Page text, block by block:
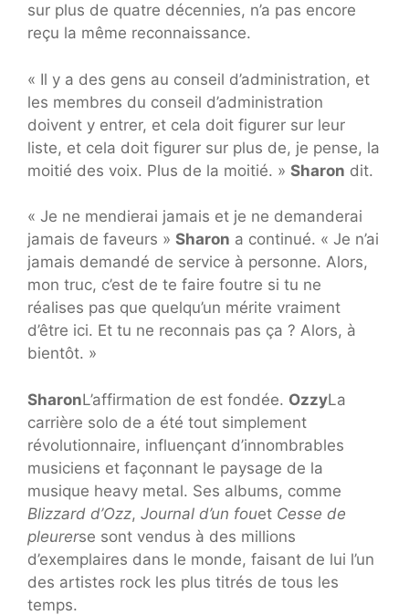
sur plus de quatre décennies, n’a pas encore
reçu la même reconnaissance.
« Il y a des gens au conseil d’administration, et
les membres du conseil d’administration
doivent y entrer, et cela doit figurer sur leur
liste, et cela doit figurer sur plus de, je pense, la
moitié des voix. Plus de la moitié. » Sharon dit.
« Je ne mendierai jamais et je ne demanderai
jamais de faveurs » Sharon a continué. « Je n’ai
jamais demandé de service à personne. Alors,
mon truc, c’est de te faire foutre si tu ne
réalises pas que quelqu’un mérite vraiment
d’être ici. Et tu ne reconnais pas ça ? Alors, à
bientôt. »
SharonL’affirmation de est fondée. OzzyLa
carrière solo de a été tout simplement
révolutionnaire, influençant d’innombrables
musiciens et façonnant le paysage de la
musique heavy metal. Ses albums, comme
Blizzard d’Ozz, Journal d’un fouet Cesse de
pleurerse sont vendus à des millions
d’exemplaires dans le monde, faisant de lui l’un
des artistes rock les plus titrés de tous les
temps.